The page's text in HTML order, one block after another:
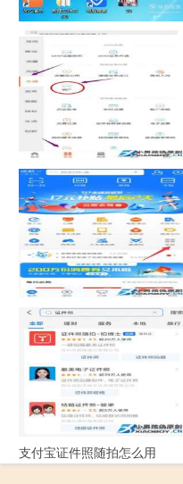
如何看认识QQ好友具体多少天
了
中国联通手机营业厅销户操作
指引
支付宝怎么拍违章挣钱？
支付宝证件照随拍怎么用